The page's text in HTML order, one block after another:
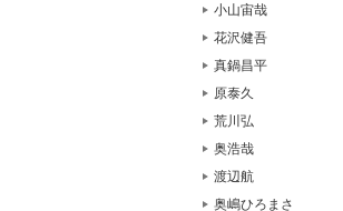
小山宙哉
花沢健吾
真鍋昌平
原泰久
荒川弘
奥浩哉
渡辺航
奥嶋ひろまさ